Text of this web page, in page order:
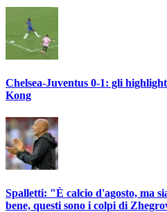
Chelsea-Juventus 0-1: gli
Kong
Spalletti: "È calcio d'agosto, ma
bene, questi sono i colpi di